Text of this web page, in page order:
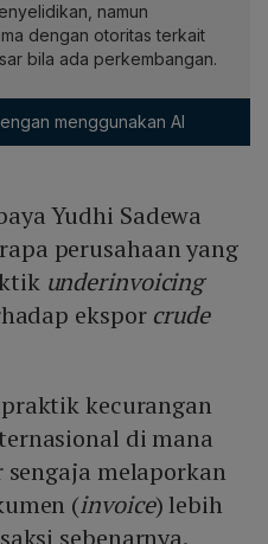
namun
dengan otoritas terkait
bila ada perkembangan.
menggunakan AI
Yudhi Sadewa
perusahaan yang
underinvoicing
ekspor crude
kecurangan
di mana
melaporkan
(invoice) lebih